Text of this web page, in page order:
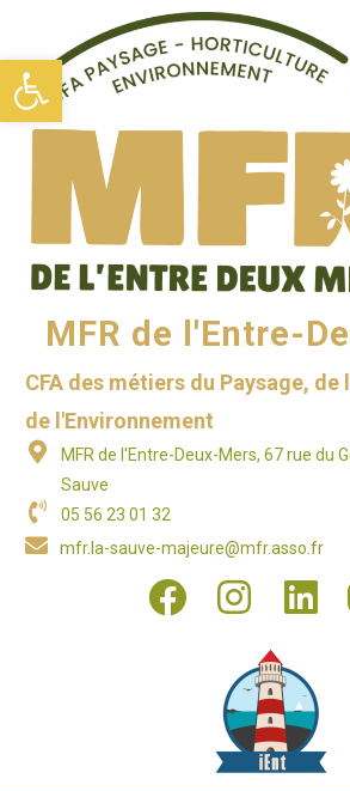
Ouvrir la barre
MFR de l'Entre-
CFA des métiers du Paysage,
de l'Environnement
MFR de l'Entre-Deux-Mers, 67 rue du
Sauve
05 56 23 01 32
mfr.la-sauve-majeure@mfr.asso.fr